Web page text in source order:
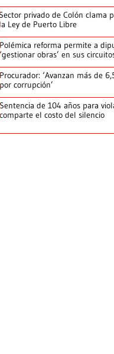
Sector privado de Colón clama
la Ley de Puerto Libre
Polémica reforma permite a
‘gestionar obras’ en sus
Procurador: ‘Avanzan más de
por corrupción’
Sentencia de 104 años para
comparte el costo del silencio